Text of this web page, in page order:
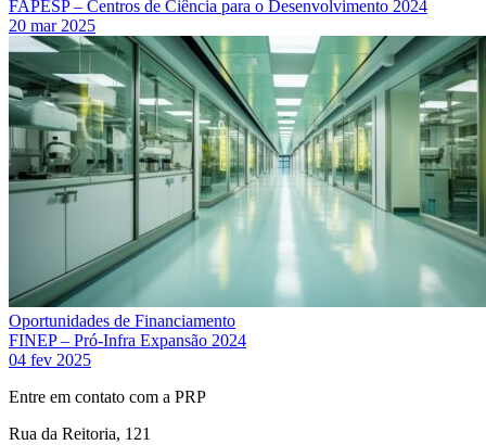
FAPESP – Centros de Ciência para o Desenvolvimento 2024
20 mar 2025
Oportunidades de Financiamento
FINEP – Pró-Infra Expansão 2024
04 fev 2025
Entre em contato com a PRP
Rua da Reitoria, 121